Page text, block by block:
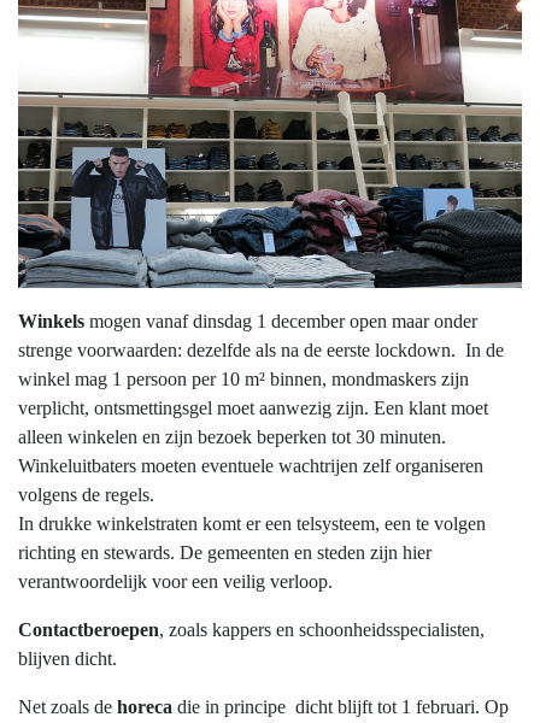
Winkels mogen vanaf dinsdag 1 december open maar onder
strenge voorwaarden: dezelfde als na de eerste lockdown. In de
winkel mag 1 persoon per 10 m² binnen, mondmaskers zijn
verplicht, ontsmettingsgel moet aanwezig zijn. Een klant moet
alleen winkelen en zijn bezoek beperken tot 30 minuten.
Winkeluitbaters moeten eventuele wachtrijen zelf organiseren
volgens de regels.
In drukke winkelstraten komt er een telsysteem, een te volgen
richting en stewards. De gemeenten en steden zijn hier
verantwoordelijk voor een veilig verloop.
Contactberoepen, zoals kappers en schoonheidsspecialisten,
blijven dicht.
Net zoals de horeca die in principe dicht blijft tot 1 februari. Op